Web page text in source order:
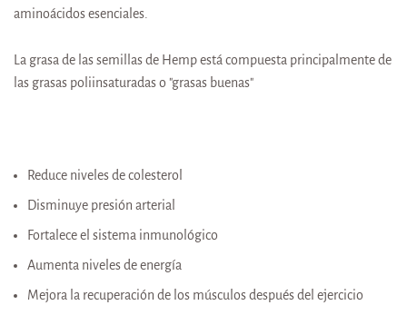
aminoácidos esenciales.
La grasa de las semillas de Hemp está compuesta principalmente de
las grasas poliinsaturadas o "grasas buenas"
Reduce niveles de colesterol
Disminuye presión arterial
Fortalece el sistema inmunológico
Aumenta niveles de energía
Mejora la recuperación de los músculos después del ejercicio